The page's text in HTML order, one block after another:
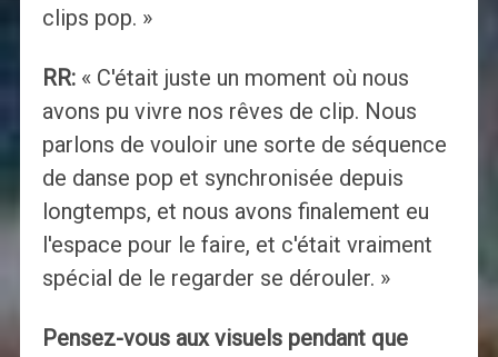
clips pop. »
RR:« C'était juste un moment où nous
avons pu vivre nos rêves de clip. Nous
parlons de vouloir une sorte de séquence
de danse pop et synchronisée depuis
longtemps, et nous avons finalement eu
l'espace pour le faire, et c'était vraiment
spécial de le regarder se dérouler. »
Pensez-vous aux visuels pendant que